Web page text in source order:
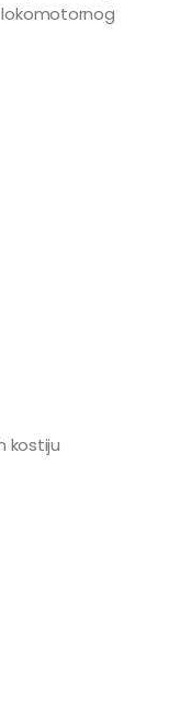
kostiju